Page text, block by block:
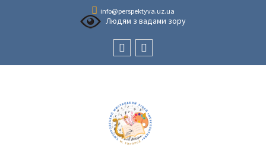
info@perspektyva.uz.ua
Людям з вадами зору